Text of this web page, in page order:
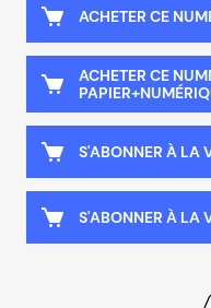
ACHETER CE
ACHETER CE
S'ABONNER À LA
S'ABONNER À LA